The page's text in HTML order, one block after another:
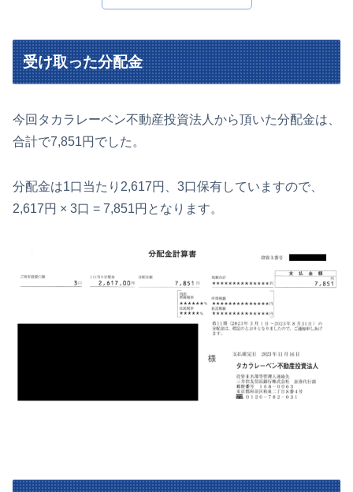
受け取った分配金
今回タカラレーベン不動産投資法人から頂いた分配金は、
合計で7,851円でした。
分配金は1口当たり2,617円、3口保有していますので、
2,617円 × 3口 = 7,851円となります。